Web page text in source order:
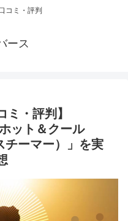
コミ・評判
ース
ミ・評判】
ット＆クール
チーマー）」を実